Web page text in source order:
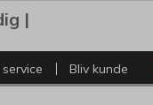
|
Bliv kunde